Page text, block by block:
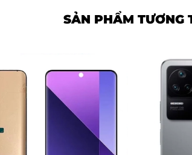
SẢN PHẨM TƯƠNG